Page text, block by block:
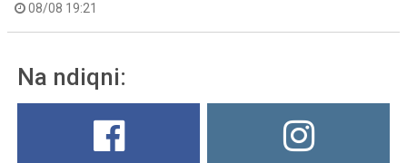
08/08 19:21
Na ndiqni: